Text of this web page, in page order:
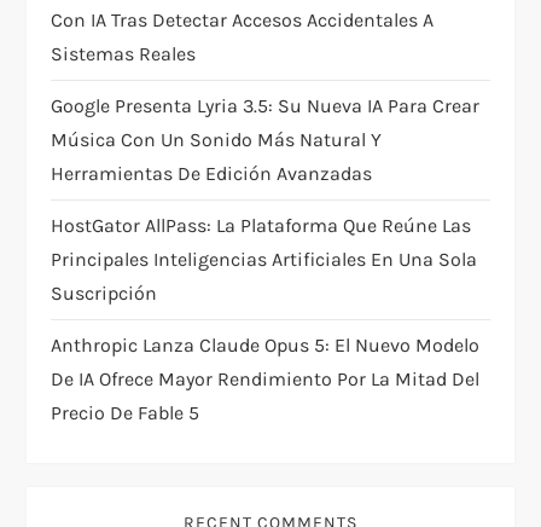
Con IA Tras Detectar Accesos Accidentales A
Sistemas Reales
Google Presenta Lyria 3.5: Su Nueva IA Para Crear
Música Con Un Sonido Más Natural Y
Herramientas De Edición Avanzadas
HostGator AllPass: La Plataforma Que Reúne Las
Principales Inteligencias Artificiales En Una Sola
Suscripción
Anthropic Lanza Claude Opus 5: El Nuevo Modelo
De IA Ofrece Mayor Rendimiento Por La Mitad Del
Precio De Fable 5